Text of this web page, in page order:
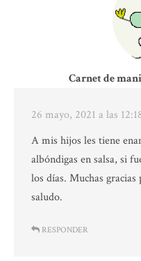
Carnet de
26 mayo, 2021 a las
A mis hijos les tiene
albóndigas en salsa, si
los días. Muchas
saludo.
RESPONDER